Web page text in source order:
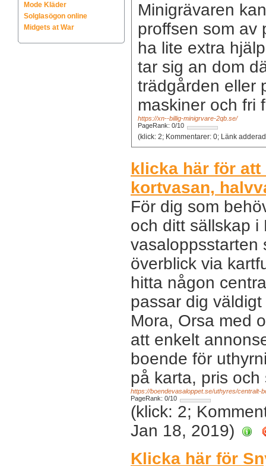
Mode Kläder
Solglasögon online
Midgets at War
Minigrävaren
proffsen som av
ha lite extra
tar sig an dom
trädgården eller
maskiner och fri
https://xn--billig-minigrvare-2qb.se/
PageRank: 0/10
(klick: 2; Kommentarer:
klicka här för
kortvasan,
För dig som
och ditt sällskap i
vasaloppsstarten
överblick via
hitta någon
passar dig
Mora, Orsa med
att enkelt
boende för
på karta, pris och
https://boendevasaloppet.se/uthyres/centralt-
PageRank: 0/10
(klick: 2;
Jan 18, 2019)
Klicka här för